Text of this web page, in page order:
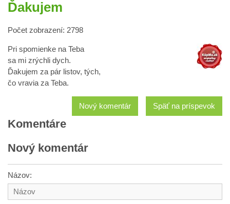
Ďakujem
Počet zobrazení: 2798
Pri spomienke na Teba
sa mi zrýchli dych.
Ďakujem za pár listov, tých,
čo vravia za Teba.
Späť na príspevok
Nový komentár
Komentáre
Nový komentár
Názov: